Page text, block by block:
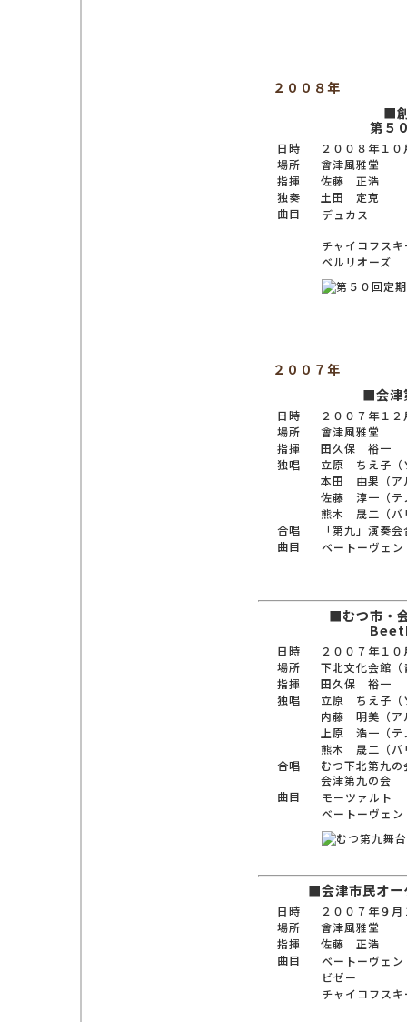
２００８年
■
第５
日時
２００８年１
場所
會津風雅堂
指揮
佐藤 正浩
独奏
土田 定克
曲目
デュカス
チャイコフスキ
ベルリオーズ
２００７年
■会津
日時
２００７年１
場所
會津風雅堂
指揮
田久保 裕一
独唱
立原 ちえ子（
本田 由果（ア
佐藤 淳一（テ
熊木 晟二（バ
合唱
「第九」演奏
曲目
ベートーヴェン
■むつ市・
日時
２００７年１
場所
下北文化会館
指揮
田久保 裕一
独唱
立原 ちえ子（
内藤 明美（ア
上原 浩一（テ
熊木 晟二（バ
合唱
むつ下北第九の
会津第九の会
曲目
モーツァルト
ベートーヴェン
■会津市民オー
日時
２００７年９
場所
會津風雅堂
指揮
佐藤 正浩
曲目
ベートーヴェン
ビゼー
チャイコフスキ